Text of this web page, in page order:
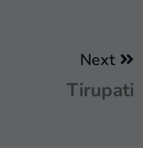
Next
Tirupati